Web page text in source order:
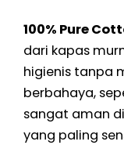
100% Pure
dari kapas
higienis tanpa
berbahaya,
sangat aman
yang paling